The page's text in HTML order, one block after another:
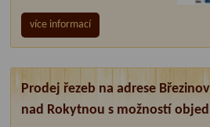
více informací
Prodej řezeb na adrese
nad Rokytnou s možností